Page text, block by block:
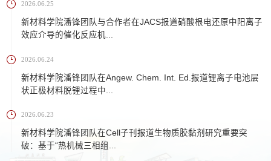
2026.06.25
新材料学院潘锋团队与合作者在JACS报道硝酸根电还原中阳离子
效应介导的催化反应机...
2026.06.24
新材料学院潘锋团队在Angew. Chem. Int. Ed.报道锂离子电池层
状正极材料脱锂过程中...
2026.06.23
新材料学院潘锋团队在Cell子刊报道生物质胶黏剂研究重要突
破：基于“热机械三相组...